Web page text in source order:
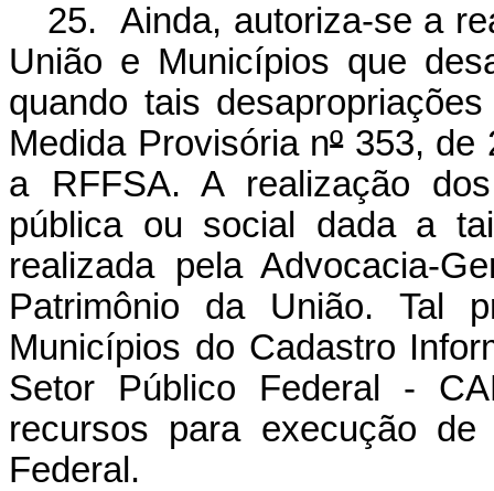
25. Ainda, autoriza-se a
União e Municípios que
quando tais
Medida Provisória nº353, de
a RFFSA. A realização
pública ou social dada a
realizada pela Advocacia-
Patrimônio da União. Tal
Municípios do Cadastro
Setor Público Federal -
recursos para execução
Federal.